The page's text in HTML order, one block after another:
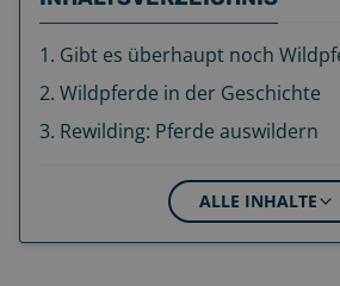
1. Gibt es überhaupt noch
2. Wildpferde in der Geschichte
3. Rewilding: Pferde auswildern
ALLE INHALTE